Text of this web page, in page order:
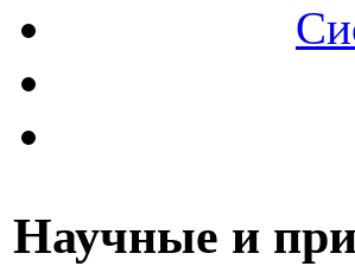
Научные и